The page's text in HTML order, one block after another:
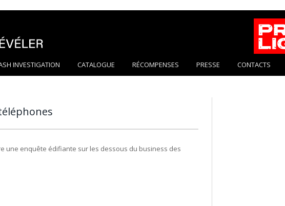
INVESTIGATION CATALOGUE RÉCOMPENSES PRESSE CONTACTS
une enquête édifiante sur les dessous du business des